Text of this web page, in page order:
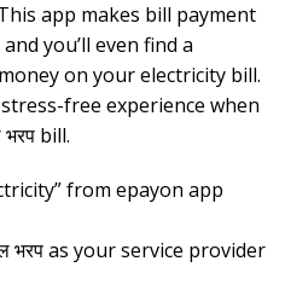
app makes bill payment
you’ll even find a
on your electricity bill.
free experience when
भरप bill.
from epayon app
भरप as your service provider